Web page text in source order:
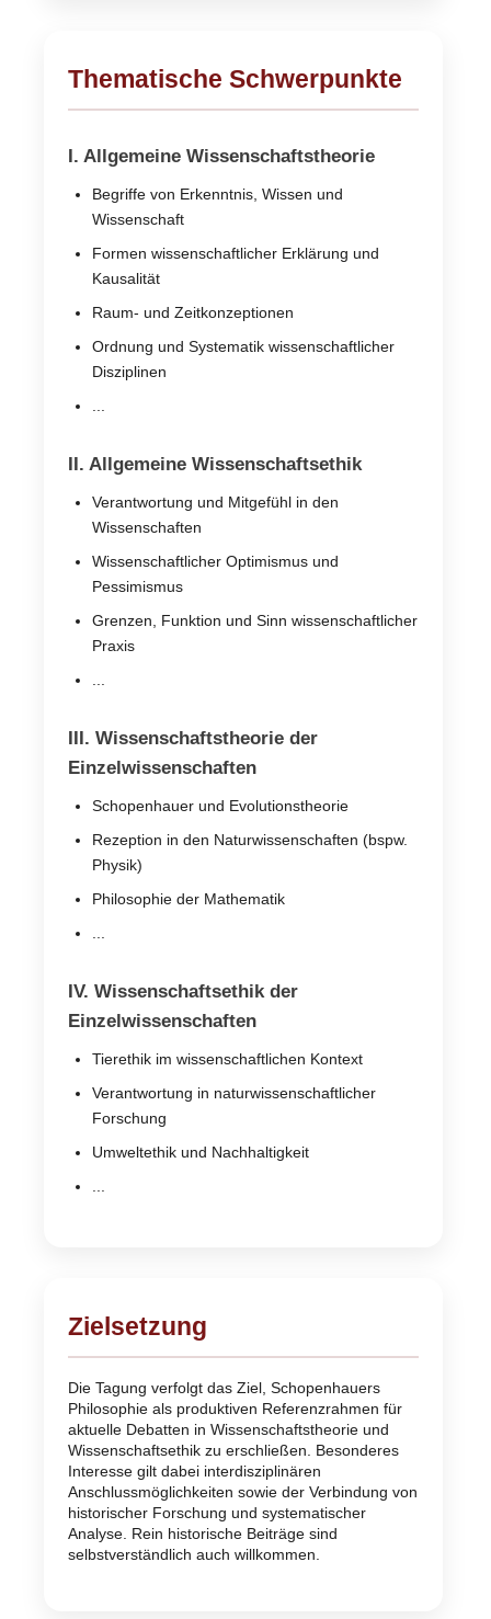
Thematische Schwerpunkte
I. Allgemeine Wissenschaftstheorie
Begriffe von Erkenntnis, Wissen und
Wissenschaft
Formen wissenschaftlicher Erklärung und
Kausalität
Raum- und Zeitkonzeptionen
Ordnung und Systematik wissenschaftlicher
Disziplinen
II. Allgemeine Wissenschaftsethik
Verantwortung und Mitgefühl in den
Wissenschaften
Wissenschaftlicher Optimismus und
Pessimismus
Grenzen, Funktion und Sinn wissenschaftlicher
Praxis
III. Wissenschaftstheorie der
Einzelwissenschaften
Schopenhauer und Evolutionstheorie
Rezeption in den Naturwissenschaften (bspw.
Physik)
Philosophie der Mathematik
IV. Wissenschaftsethik der
Einzelwissenschaften
Tierethik im wissenschaftlichen Kontext
Verantwortung in naturwissenschaftlicher
Forschung
Umweltethik und Nachhaltigkeit
Zielsetzung
Die Tagung verfolgt das Ziel, Schopenhauers
Philosophie als produktiven Referenzrahmen für
aktuelle Debatten in Wissenschaftstheorie und
Wissenschaftsethik zu erschließen. Besonderes
Interesse gilt dabei interdisziplinären
Anschlussmöglichkeiten sowie der Verbindung von
historischer Forschung und systematischer
Analyse. Rein historische Beiträge sind
selbstverständlich auch willkommen.